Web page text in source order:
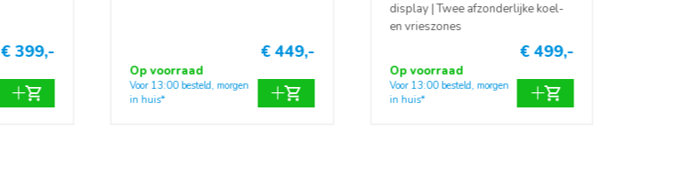
€ 399,- € 449,-
Op voorraad
Voor 13:00 besteld, morgen
in huis*
display | Twee afzonderlijke koel-
en vrieszones
€ 499,-
Op voorraad
Voor 13:00 besteld, morgen
in huis*